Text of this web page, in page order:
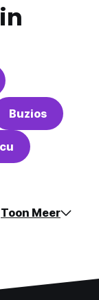
Buzios
Toon Meer